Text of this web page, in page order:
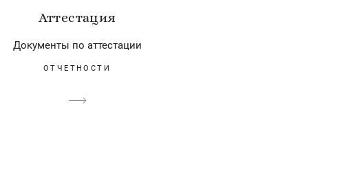
Аттестация
Документы по аттестации
ОТЧЕТНОСТИ